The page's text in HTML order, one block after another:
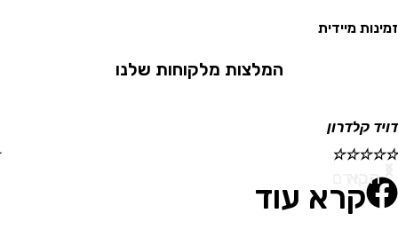
מיידית
המלצות מלקוחות שלנו
☆
☆
קרא עוד